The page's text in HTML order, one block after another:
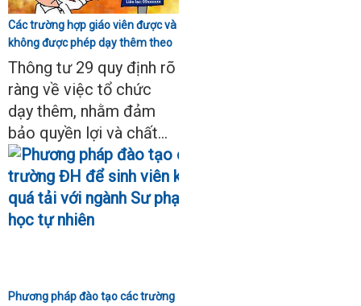
Các trường hợp giáo viên được và
không được phép dạy thêm theo
Thông tư 29
Thông tư 29 quy định rõ
ràng về việc tổ chức
dạy thêm, nhằm đảm
bảo quyền lợi và chất...
Phương pháp đào tạo các trường